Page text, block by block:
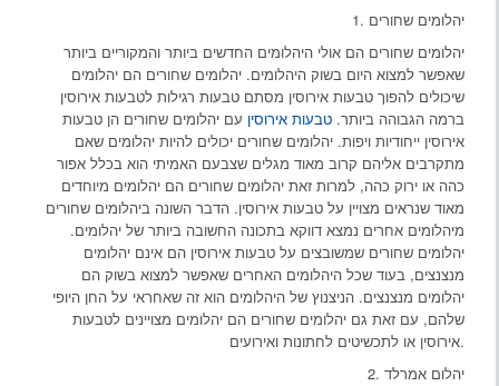
1. יהלומים שחורים
יהלומים שחורים הם אולי היהלומים החדשים ביותר והמקוריים ביותר
שאפשר למצוא היום בשוק היהלומים. יהלומים שחורים הם יהלומים
שיכולים להפוך טבעות אירוסין מסתם טבעות רגילות לטבעות אירוסין
ברמה הגבוהה ביותר. טבעות אירוסין עם יהלומים שחורים הן טבעות
אירוסין ייחודיות ויפות. יהלומים שחורים יכולים להיות יהלומים שאם
מתקרבים אליהם קרוב מאוד מגלים שצבעם האמיתי הוא בכלל אפור
כהה או ירוק כהה, למרות זאת יהלומים שחורים הם יהלומים מיוחדים
מאוד שנראים מצויין על טבעות אירוסין. הדבר השונה ביהלומים שחורים
מיהלומים אחרים נמצא דווקא בתכונה החשובה ביותר של יהלומים.
יהלומים שחורים שמשובצים על טבעות אירוסין הם אינם יהלומים
מנצנצים, בעוד שכל היהלומים האחרים שאפשר למצוא בשוק הם
יהלומים מנצנצים. הניצנוץ של היהלומים הוא זה שאחראי על החן היופי
שלהם, עם זאת גם יהלומים שחורים הם יהלומים מצויינים לטבעות
אירוסין או לתכשיטים לחתונות ואירועים.
2. יהלום אמרלד